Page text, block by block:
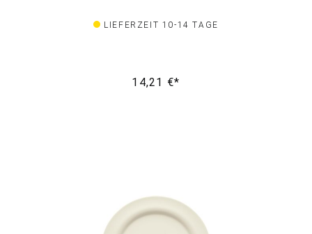
LIEFERZEIT 10-14 TAGE
14,21 €*